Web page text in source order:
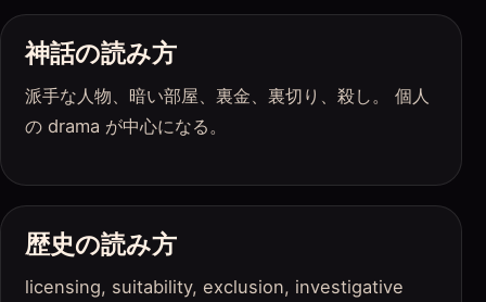
神話の読み方
派手な人物、暗い部屋、裏金、裏切り、殺し。 個人
の drama が中心になる。
歴史の読み方
licensing, suitability, exclusion, investigative